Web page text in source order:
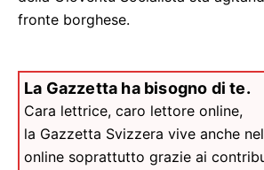
fronte borghese.
La Gazzetta ha bisogno di te.
Cara lettrice, caro lettore online,
la Gazzetta Svizzera vive anche
online soprattutto grazie ai